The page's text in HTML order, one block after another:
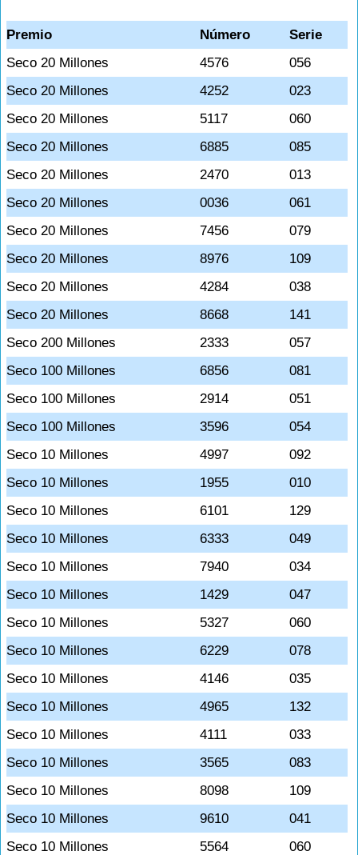
Premio Número
Serie
Seco 20 Millones
4576
056
Seco 20 Millones
4252
023
Seco 20 Millones
5117
060
Seco 20 Millones
6885
085
Seco 20 Millones
2470
013
Seco 20 Millones
0036
061
Seco 20 Millones
7456
079
Seco 20 Millones
8976
109
Seco 20 Millones
4284
038
Seco 20 Millones
8668
141
Seco 200 Millones
2333
057
Seco 100 Millones
6856
081
Seco 100 Millones
2914
051
Seco 100 Millones
3596
054
Seco 10 Millones
4997
092
Seco 10 Millones
1955
010
Seco 10 Millones
6101
129
Seco 10 Millones
6333
049
Seco 10 Millones
7940
034
Seco 10 Millones
1429
047
Seco 10 Millones
5327
060
Seco 10 Millones
6229
078
Seco 10 Millones
4146
035
Seco 10 Millones
4965
132
Seco 10 Millones
4111
033
Seco 10 Millones
3565
083
Seco 10 Millones
8098
109
Seco 10 Millones
9610
041
Seco 10 Millones
5564
060